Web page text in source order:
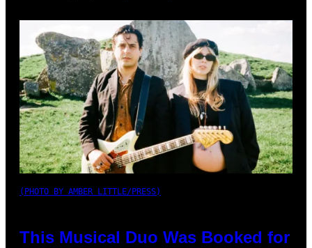
(PHOTO BY AMBER LITTLE/PRESS)
This Musical Duo Was Booked for